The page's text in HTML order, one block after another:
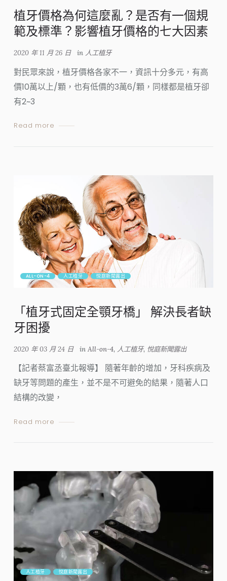
植牙價格為何這麼亂？是否有一個規
範及標準？影響植牙價格的七大因素
2020 年 11 月 26 日 in 人工植牙
對民眾來說，植牙價格各家不一，資訊十分多元，有高
價10萬以上/顆，也有低價的3萬6/顆，同樣都是植牙卻
有2~3
Read more
ALL-ON-4 人工植牙 悅庭新聞露出
「植牙式固定全顎牙橋」 解決長者缺
牙困擾
2020 年 03 月 24 日 in All-on-4, 人工植牙, 悅庭新聞露出
【記者蔡富丞臺北報導】 隨著年齡的增加，牙科疾病及
缺牙等問題的產生，並不是不可避免的結果，隨著人口
結構的改變，
Read more
人工植牙 悅庭新聞露出